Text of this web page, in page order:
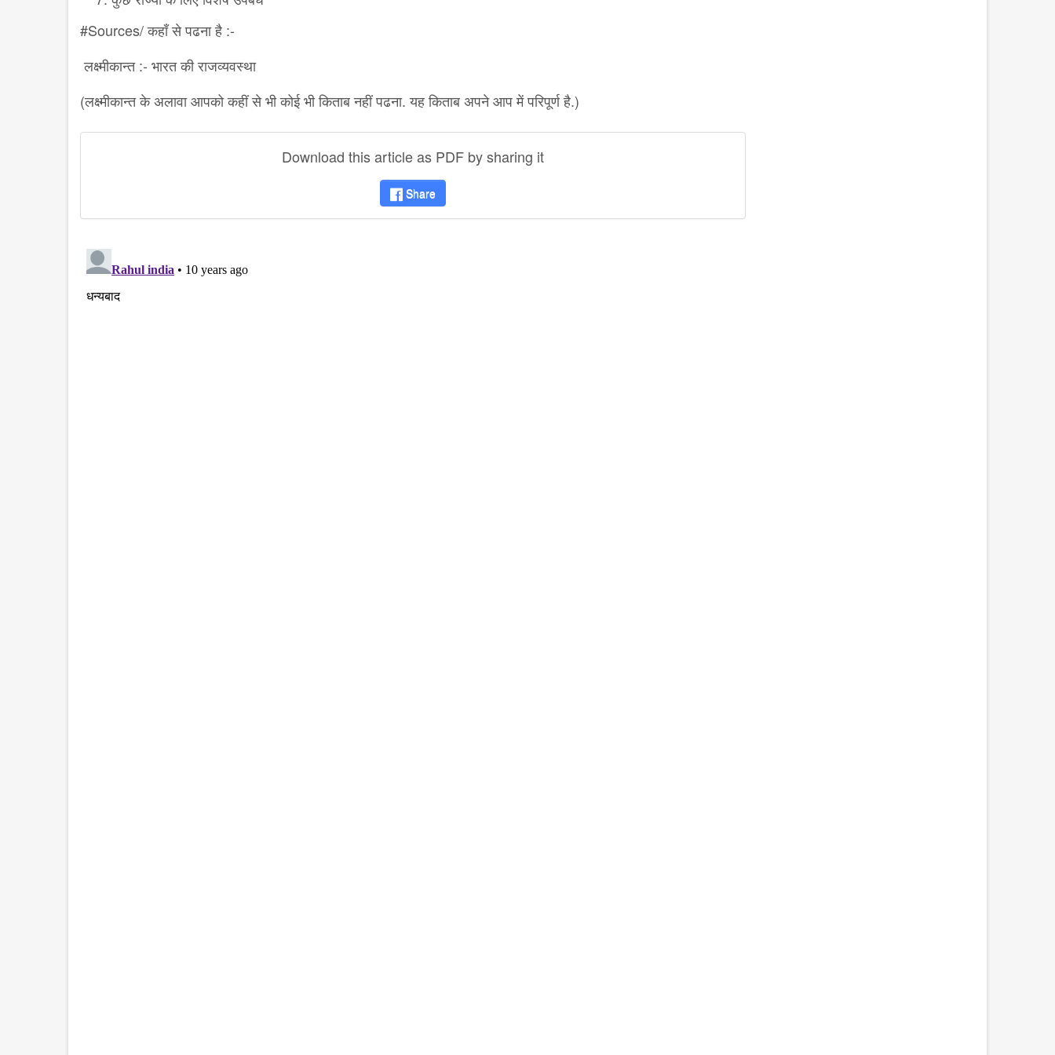
#Sources/ कहाँ से पढना है :-
लक्ष्मीकान्त :- भारत की राजव्यवस्था
(लक्ष्मीकान्त के अलावा आपको कहीं से भी कोई भी किताब नहीं पढना. यह किताब अपने आप में परिपूर्ण है.)
Download this article as PDF by sharing it
Share